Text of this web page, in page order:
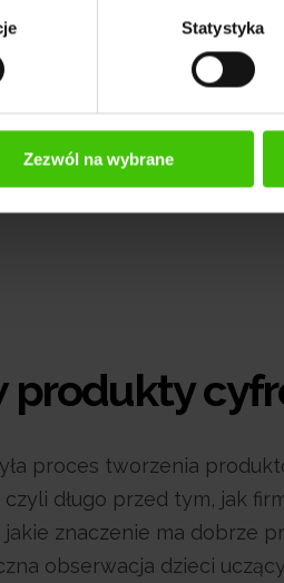
Statystyka
Zezwól na wybrane
produkty
proces tworzenia
długo przed tym, jak
jakie znaczenie ma
obserwacja dzieci